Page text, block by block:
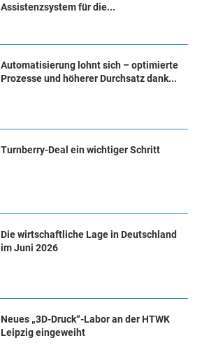
Assistenzsystem für die...
Automatisierung lohnt sich – optimierte
Prozesse und höherer Durchsatz dank...
Turn­ber­ry-Deal ein wich­ti­ger Schritt
Die wirtschaftliche Lage in Deutschland
im Juni 2026
Neues „3D-Druck“-Labor an der HTWK
Leipzig eingeweiht